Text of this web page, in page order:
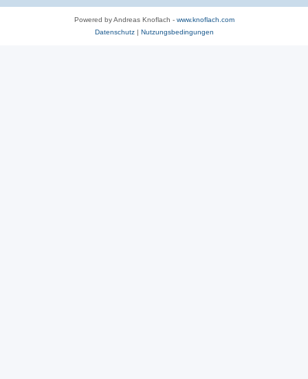
Powered by Andreas Knoflach - www.knoflach.com
Datenschutz| Nutzungsbedingungen